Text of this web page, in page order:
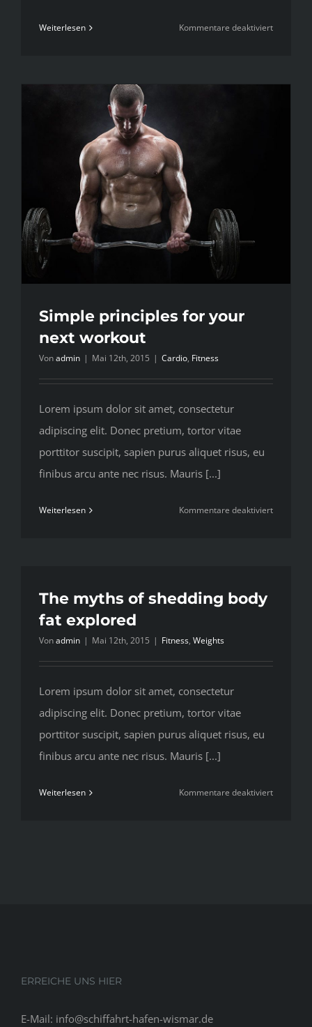
Weiterlesen Kommentare deaktiviertfür
Simple principles for your
next workout
Vonadmin | Mai 12th, 2015 | Cardio, Fitness
Lorem ipsum dolor sit amet, consectetur
adipiscing elit. Donec pretium, tortor vitae
porttitor suscipit, sapien purus aliquet risus, eu
finibus arcu ante nec risus. Mauris [...]
Weiterlesen Kommentare deaktiviertfür
The myths of shedding body
fat explored
Vonadmin | Mai 12th, 2015 | Fitness, Weights
Lorem ipsum dolor sit amet, consectetur
adipiscing elit. Donec pretium, tortor vitae
porttitor suscipit, sapien purus aliquet risus, eu
finibus arcu ante nec risus. Mauris [...]
Weiterlesen Kommentare deaktiviertfür
ERREICHE UNS HIER
E-Mail: info@schiffahrt-hafen-wismar.de